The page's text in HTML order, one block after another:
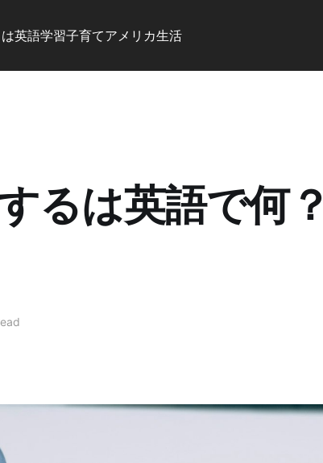
英語学習子育てアメリカ生活
るは英語で何？